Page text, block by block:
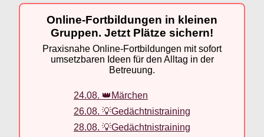
Online-Fortbildungen in kleinen
Gruppen. Jetzt Plätze sichern!
Praxisnahe Online-Fortbildungen mit sofort
umsetzbaren Ideen für den Alltag in der
Betreuung.
24.08. 👑Märchen
26.08. 💡Gedächtnistraining
28.08. 💡Gedächtnistraining